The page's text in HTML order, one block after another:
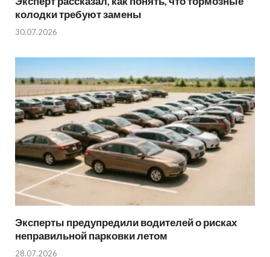
колодки требуют замены
30.07.2026
Эксперты предупредили водителей о рисках
неправильной парковки летом
28.07.2026